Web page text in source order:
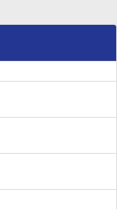
召开
革党员之家建设管
子民主生活会